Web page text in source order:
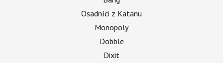
Osadníci z Katanu
Monopoly
Dobble
Dixit